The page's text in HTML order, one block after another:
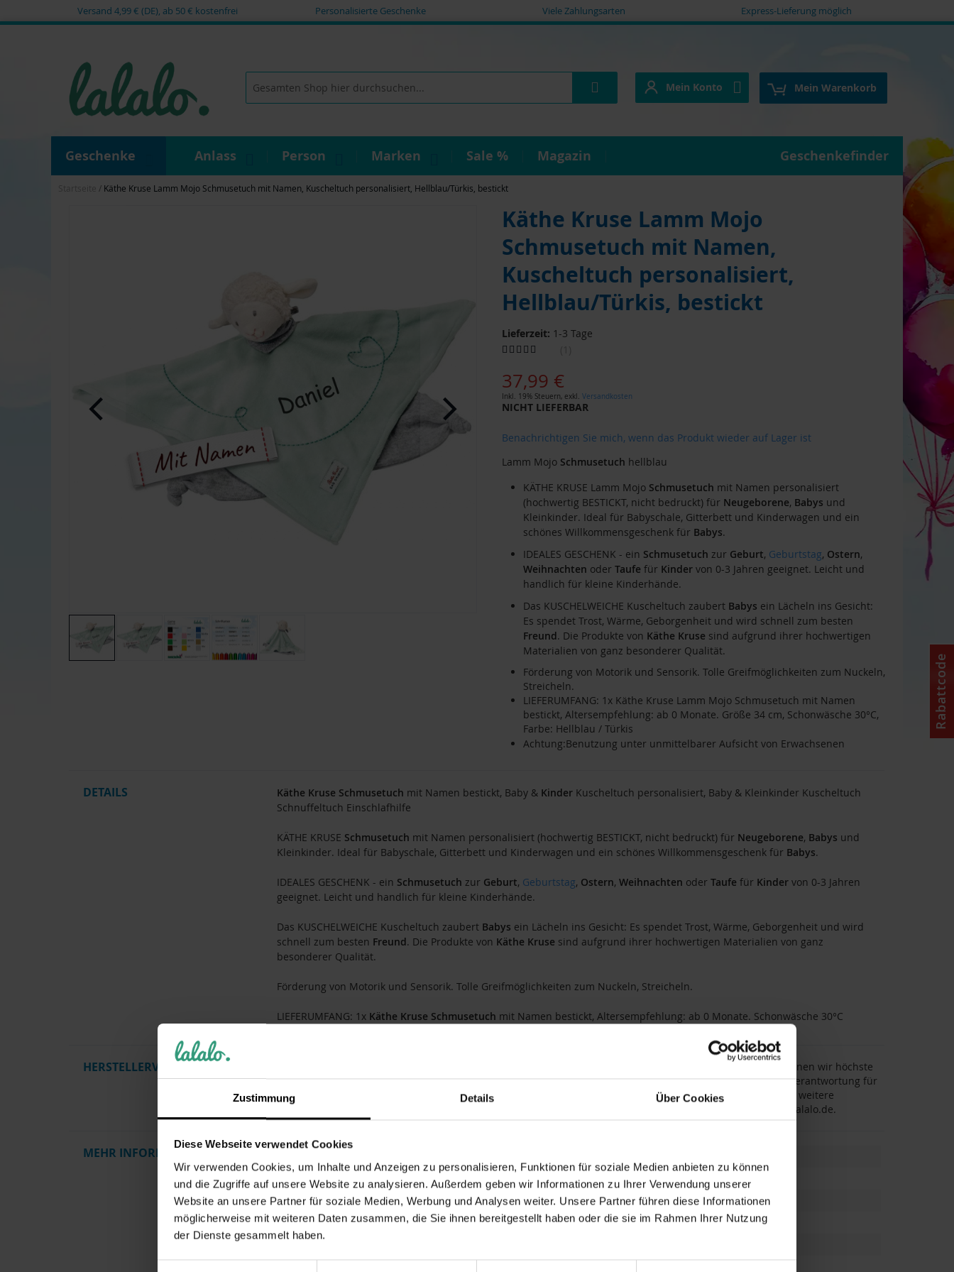
Zustimmung Details Über Cookies
Diese Webseite verwendet Cookies
Wir verwenden Cookies, um Inhalte und Anzeigen zu personalisieren, Funktionen für soziale Medien anbieten zu können
und die Zugriffe auf unsere Website zu analysieren. Außerdem geben wir Informationen zu Ihrer Verwendung unserer
Website an unsere Partner für soziale Medien, Werbung und Analysen weiter. Unsere Partner führen diese Informationen
möglicherweise mit weiteren Daten zusammen, die Sie ihnen bereitgestellt haben oder die sie im Rahmen Ihrer Nutzung
der Dienste gesammelt haben.
Versand 4,99 € (DE), ab 50 € kostenfrei Personalisierte Geschenke Viele Zahlungsarten Express-Lieferung möglich
springen
Mein Warenkorb
Mein Konto
Mein Konto
Geschenke Anlass Person Marken Sale % Magazin Geschenkefinder
Käthe Kruse Lamm Mojo Schmusetuch mit Namen, Kuscheltuch personalisiert, Hellblau/Türkis, bestickt
Käthe Kruse Lamm Mojo
Schmusetuch mit Namen,
Kuscheltuch personalisiert,
Hellblau/Türkis, bestickt
Lieferzeit: 1-3 Tage
Bewertung:
37,99 €
Inkl. 19% Steuern, exkl. Versandkosten
NICHT LIEFERBAR
Benachrichtigen Sie mich, wenn das Produkt wieder auf Lager ist
Lamm Mojo Schmusetuch hellblau
KÄTHE KRUSE Lamm Mojo Schmusetuch mit Namen personalisiert
(hochwertig BESTICKT, nicht bedruckt) für Neugeborene, Babys und
Kleinkinder. Ideal für Babyschale, Gitterbett und Kinderwagen und ein
schönes Willkommensgeschenk für Babys.
IDEALES GESCHENK - ein Schmusetuch zur Geburt, Geburtstag, Ostern,
Weihnachten oder Taufe für Kindervon 0-3 Jahren geeignet. Leicht und
handlich für kleine Kinderhände.
Das KUSCHELWEICHE Kuscheltuch zaubert Babys ein Lächeln ins Gesicht:
Es spendet Trost, Wärme, Geborgenheit und wird schnell zum besten
Freund. Die Produkte von Käthe Kruse sind aufgrund ihrer hochwertigen
Materialien von ganz besonderer Qualität.
Förderung von Motorik und Sensorik. Tolle Greifmöglichkeiten zum Nuckeln,
Streicheln.
LIEFERUMFANG: 1x Käthe Kruse Lamm Mojo Schmusetuch mit Namen
bestickt, Altersempfehlung: ab 0 Monate. Größe 34 cm, Schonwäsche 30°C,
Farbe: Hellblau / Türkis
Achtung:Benutzung unter unmittelbarer Aufsicht von Erwachsenen
DETAILS Käthe Kruse Schmusetuch mit Namen bestickt, Baby & KinderKuscheltuch personalisiert, Baby & Kleinkinder Kuscheltuch
Schnuffeltuch Einschlafhilfe
KÄTHE KRUSE Schmusetuch mit Namen personalisiert (hochwertig BESTICKT, nicht bedruckt) für Neugeborene, Babys und
Kleinkinder. Ideal für Babyschale, Gitterbett und Kinderwagen und ein schönes Willkommensgeschenk für Babys.
IDEALES GESCHENK - ein Schmusetuch zur Geburt, Geburtstag, Ostern, Weihnachten oder Taufe für Kindervon 0-3 Jahren
geeignet. Leicht und handlich für kleine Kinderhände.
Das KUSCHELWEICHE Kuscheltuch zaubert Babys ein Lächeln ins Gesicht: Es spendet Trost, Wärme, Geborgenheit und wird
schnell zum besten Freund. Die Produkte von Käthe Kruse sind aufgrund ihrer hochwertigen Materialien von ganz
besonderer Qualität.
Förderung von Motorik und Sensorik. Tolle Greifmöglichkeiten zum Nuckeln, Streicheln.
LIEFERUMFANG: 1x Käthe Kruse Schmusetuch mit Namen bestickt, Altersempfehlung: ab 0 Monate. Schonwäsche 30°C
HERSTELLERVERANTWORTUNG
Dieses Produkt wird direkt von uns (LALALO, Krisla GmbH) personalisiert und nicht durch Dritte. Dadurch können wir höchste
Qualität und eine sorgfältige Ausführung der Personalisierung gewährleisten. LALALO übernimmt die volle Verantwortung für
die Einhaltung aller gesetzlichen Anforderungen an Konformität und Produktsicherheit. Für Rückfragen oder weitere
Informationen erreichen Sie uns hier: Krisla GmbH (LALALO), St.-Tönnis-Str. 71, 50769 Köln, E-Mail: support@lalalo.de.
MEHR INFORMATIONEN
Gewicht
Hersteller
LALALO
Pflegehinweiß
Schonwäsche 30 Grad
Zielgruppe
Rabattcode